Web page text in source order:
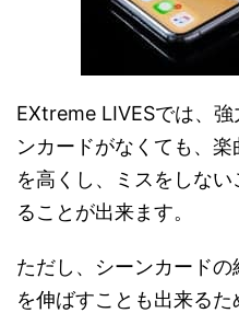
EXtreme LIVESでは、
ンカードがなくても、
を高くし、ミスをしな
ることが出来ます。
ただし、シーンカード
を伸ばすことも出来るた